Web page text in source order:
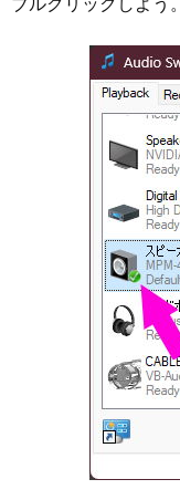
ブルクリックしよう。